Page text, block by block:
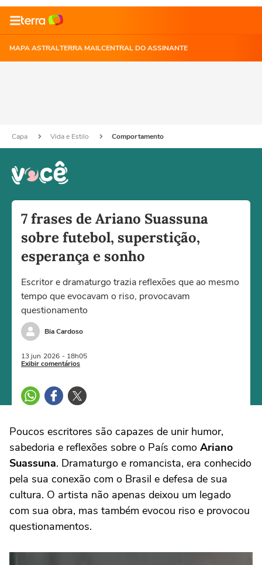
MAPA ASTRALTERRA MAILCENTRAL DO ASSINANTE
Capa Vida e Estilo Comportamento
7 frases de Ariano Suassuna
sobre futebol, superstição,
esperança e sonho
Escritor e dramaturgo trazia reflexões que ao mesmo
tempo que evocavam o riso, provocavam
questionamento
Bia Cardoso
13 jun 2026 - 18h05
Exibir comentários
Poucos escritores são capazes de unir humor,
sabedoria e reflexões sobre o País como Ariano
Suassuna. Dramaturgo e romancista, era conhecido
pela sua conexão com o Brasil e defesa de sua
cultura. O artista não apenas deixou um legado
com sua obra, mas também evocou riso e provocou
questionamentos.